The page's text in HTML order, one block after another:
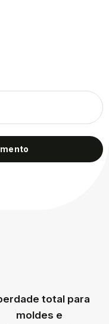
total para
moldes e